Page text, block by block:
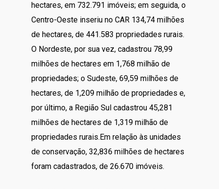
hectares, em 732.791 imóveis; em seguida, o
Centro-Oeste inseriu no CAR 134,74 milhões
de hectares, de 441.583 propriedades rurais.
O Nordeste, por sua vez, cadastrou 78,99
milhões de hectares em 1,768 milhão de
propriedades; o Sudeste, 69,59 milhões de
hectares, de 1,209 milhão de propriedades e,
por último, a Região Sul cadastrou 45,281
milhões de hectares de 1,319 milhão de
propriedades rurais.Em relação às unidades
de conservação, 32,836 milhões de hectares
foram cadastrados, de 26.670 imóveis.